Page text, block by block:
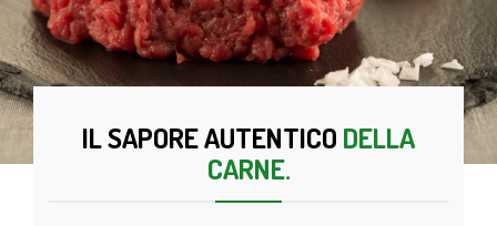
IL SAPORE AUTENTICO DELLA
CARNE.